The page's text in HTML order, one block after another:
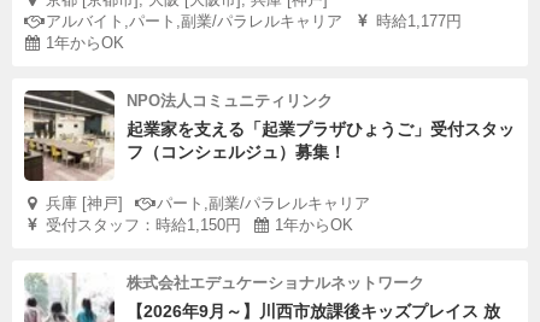
アルバイト,パート,副業/パラレルキャリア
時給1,177円
1年からOK
NPO法人コミュニティリンク
起業家を支える「起業プラザひょうご」受付スタッ
フ（コンシェルジュ）募集！
兵庫 [神戸]
パート,副業/パラレルキャリア
受付スタッフ：時給1,150円
1年からOK
株式会社エデュケーショナルネットワーク
【2026年9月～】川西市放課後キッズプレイス 放